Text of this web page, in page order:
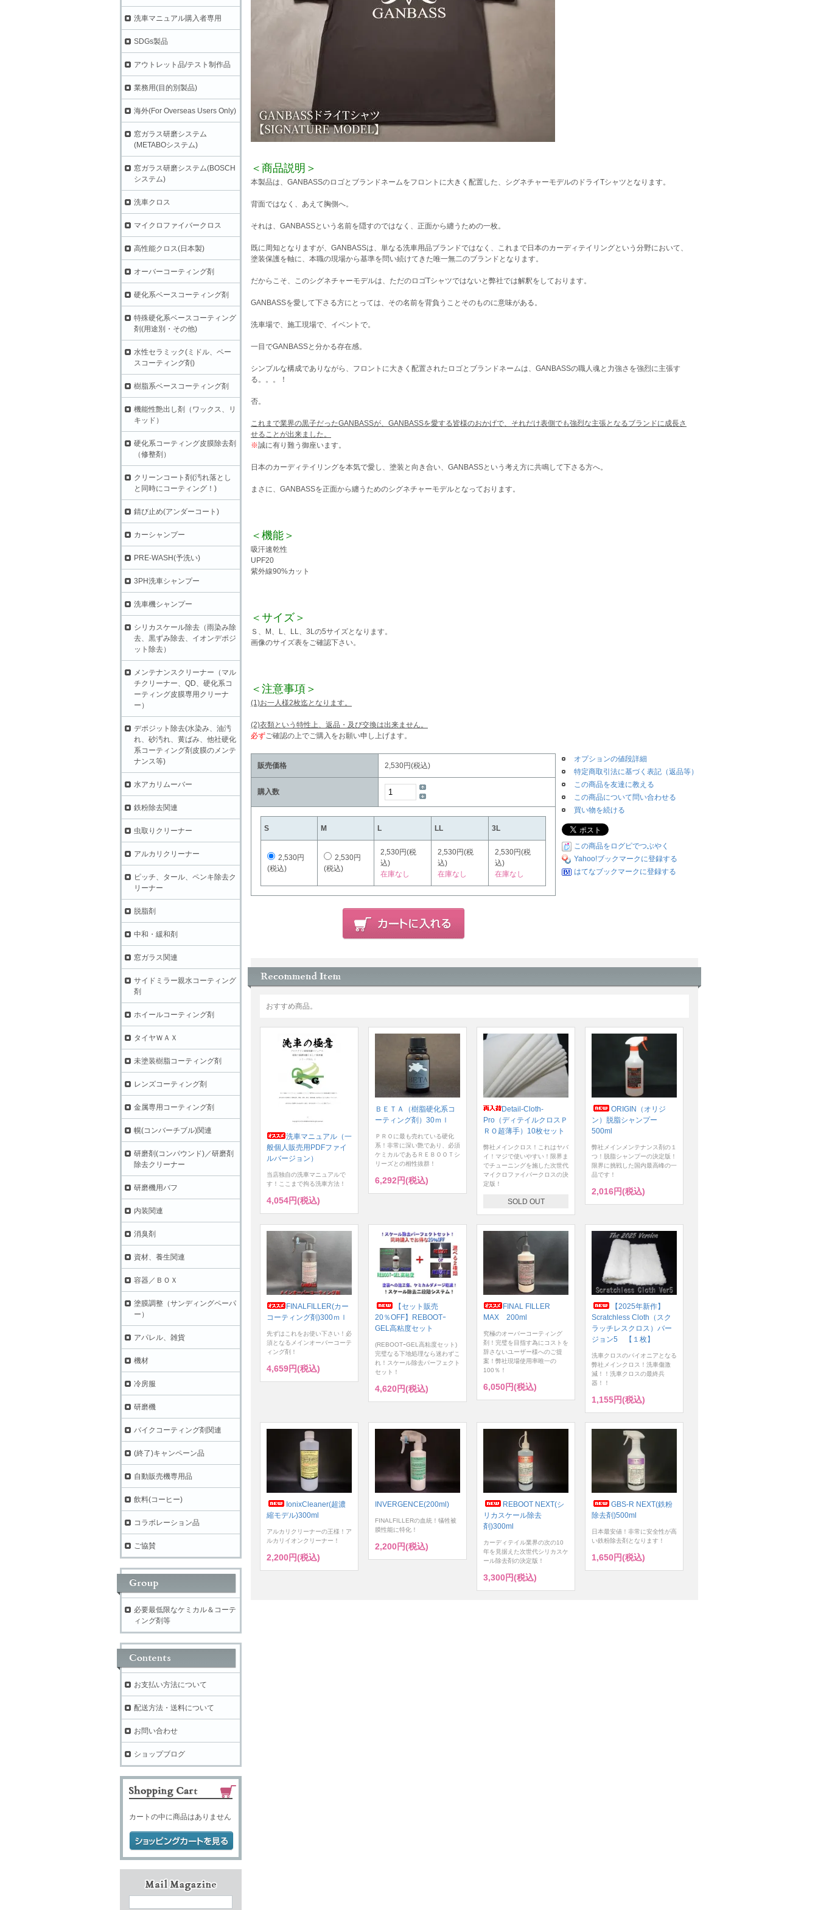
＜商品説明＞
本製品は、GANBASSのロゴとブランドネームをフロントに大きく配置した、シグネチャーモデルのドライTシャツとなります。
背面ではなく、あえて胸側へ。
それは、GANBASSという名前を隠すのではなく、正面から纏うための一枚。
既に周知となりますが、GANBASSは、単なる洗車用品ブランドではなく、これまで日本のカーディテイリングという分野において、
塗装保護を軸に、本職の現場から基準を問い続けてきた唯一無二のブランドとなります。
だからこそ、このシグネチャーモデルは、ただのロゴTシャツではないと弊社では解釈をしております。
GANBASSを愛して下さる方にとっては、その名前を背負うことそのものに意味がある。
洗車場で、施工現場で、イベントで。
一目でGANBASSと分かる存在感。
シンプルな構成でありながら、フロントに大きく配置されたロゴとブランドネームは、GANBASSの職人魂と力強さを強烈に主張す
る。。。！
否。
これまで業界の黒子だったGANBASSが、GANBASSを愛する皆様のおかげで、それだけ表側でも強烈な主張となるブランドに成長さ
せることが出来ました。
※誠に有り難う御座います。
日本のカーディテイリングを本気で愛し、塗装と向き合い、GANBASSという考え方に共鳴して下さる方へ。
まさに、GANBASSを正面から纏うためのシグネチャーモデルとなっております。
＜機能＞
吸汗速乾性
UPF20
紫外線90%カット
＜サイズ＞
Ｓ、M、L、LL、3Lの5サイズとなります。
画像のサイズ表をご確認下さい。
＜注意事項＞
(1)お一人様2枚迄となります。
(2)衣類という特性上、返品・及び交換は出来ません。
必ずご確認の上でご購入をお願い申し上げます。
販売価格 2,530円(税込)
購入数
S M L LL 3L
2,530円
(税込)
2,530円
(税込)
2,530円(税
込)
在庫なし
2,530円(税
込)
在庫なし
2,530円(税
込)
在庫なし
オプションの値段詳細
特定商取引法に基づく表記（返品等）
この商品を友達に教える
この商品について問い合わせる
買い物を続ける
この商品をログピでつぶやく
Yahoo!ブックマークに登録する
はてなブックマークに登録する
おすすめ商品。
洗車マニュアル（一
般個人販売用PDFファイ
ルバージョン）
当店独自の洗車マニュアルで
す！ここまで拘る洗車方法！
4,054円(税込)
ＢＥＴＡ（樹脂硬化系コ
ーティング剤）30ｍｌ
ＰＲＯに最も売れている硬化
系！非常に深い艶であり、必須
ケミカルであるＲＥＢＯＯＴシ
リーズとの相性抜群！
6,292円(税込)
Detail-Cloth-
Pro（ディテイルクロスＰ
ＲＯ超薄手）10枚セット
弊社メインクロス！これはヤバ
イ！マジで使いやすい！限界ま
でチューニングを施した次世代
マイクロファイバークロスの決
定版！
SOLD OUT
ORIGIN（オリジ
ン）脱脂シャンプー
500ml
弊社メインメンテナンス剤の１
つ！脱脂シャンプーの決定版！
限界に挑戦した国内最高峰の一
品です！
2,016円(税込)
FINALFILLER(カー
コーティング剤)300ｍｌ
先ずはこれをお使い下さい！必
須となるメインオーバーコーテ
ィング剤！
4,659円(税込)
【セット販売
20％OFF】REBOOTｰ
GEL高粘度セット
(REBOOTｰGEL高粘度セット)
完璧なる下地処理なら迷わずこ
れ！スケール除去パーフェクト
セット！
4,620円(税込)
FINAL FILLER
MAX 200ml
究極のオーバーコーティング
剤！完璧を目指す為にコストを
辞さないユーザー様へのご提
案！弊社現場使用率唯一の
100％！
6,050円(税込)
【2025年新作】
Scratchless Cloth（スク
ラッチレスクロス）バー
ジョン5 【１枚】
洗車クロスのパイオニアとなる
弊社メインクロス！洗車傷激
減！！洗車クロスの最終兵
器！！
1,155円(税込)
IonixCleaner(超濃
縮モデル)300ml
アルカリクリーナーの王様！ア
ルカリイオンクリーナー！
2,200円(税込)
INVERGENCE(200ml)
FINALFILLERの血統！犠牲被
膜性能に特化！
2,200円(税込)
REBOOT NEXT(シ
リカスケール除去
剤)300ml
カーディテイル業界の次の10
年を見据えた次世代シリカスケ
ール除去剤の決定版！
3,300円(税込)
GBS-R NEXT(鉄粉
除去剤)500ml
日本最安値！非常に安全性が高
い鉄粉除去剤となります！
1,650円(税込)
洗車マニュアル購入者専用
SDGs製品
アウトレット品/テスト制作品
業務用(目的別製品)
海外(For Overseas Users Only)
窓ガラス研磨システム
(METABOシステム)
窓ガラス研磨システム(BOSCH
システム)
洗車クロス
マイクロファイバークロス
高性能クロス(日本製)
オーバーコーティング剤
硬化系ベースコーティング剤
特殊硬化系ベースコーティング
剤(用途別・その他)
水性セラミック(ミドル、ベー
スコーティング剤)
樹脂系ベースコーティング剤
機能性艶出し剤（ワックス、リ
キッド）
硬化系コーティング皮膜除去剤
（修整剤）
クリーンコート剤(汚れ落とし
と同時にコーティング！)
錆び止め(アンダーコート)
カーシャンプー
PRE-WASH(予洗い)
3PH洗車シャンプー
洗車機シャンプー
シリカスケール除去（雨染み除
去、黒ずみ除去、イオンデポジ
ット除去）
メンテナンスクリーナー（マル
チクリーナー、QD、硬化系コ
ーティング皮膜専用クリーナ
ー）
デポジット除去(水染み、油汚
れ、砂汚れ、黄ばみ、他社硬化
系コーティング剤皮膜のメンテ
ナンス等)
水アカリムーバー
鉄粉除去関連
虫取りクリーナー
アルカリクリーナー
ピッチ、タール、ペンキ除去ク
リーナー
脱脂剤
中和・緩和剤
窓ガラス関連
サイドミラー親水コーティング
剤
ホイールコーティング剤
タイヤＷＡＸ
未塗装樹脂コーティング剤
レンズコーティング剤
金属専用コーティング剤
幌(コンバーチブル)関連
研磨剤(コンパウンド)／研磨剤
除去クリーナー
研磨機用バフ
内装関連
消臭剤
資材、養生関連
容器／ＢＯＸ
塗膜調整（サンディングペーパ
ー）
アパレル、雑貨
機材
冷房服
研磨機
バイクコーティング剤関連
(終了)キャンペーン品
自動販売機専用品
飲料(コーヒー)
コラボレーション品
ご協賛
必要最低限なケミカル＆コーテ
ィング剤等
お支払い方法について
配送方法・送料について
お問い合わせ
ショップブログ
カートの中に商品はありません